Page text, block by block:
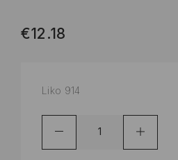
€12.18
Liko 914